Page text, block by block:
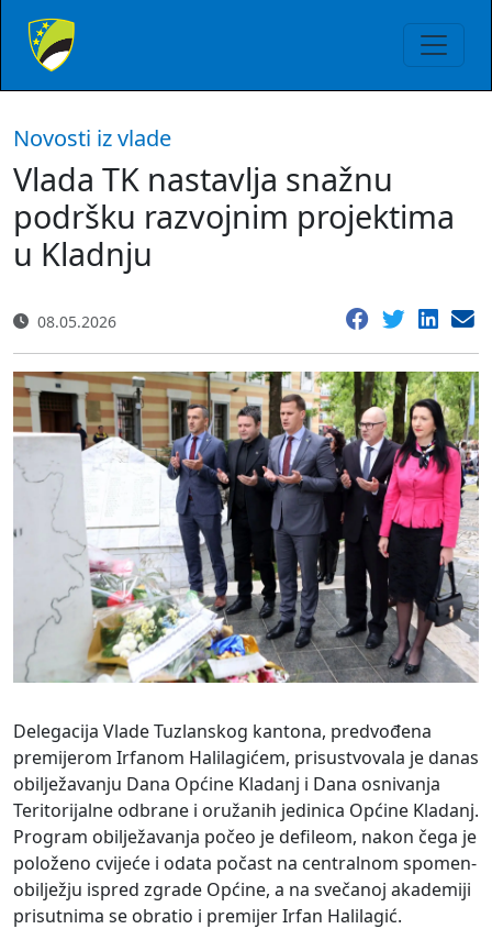
Novosti iz vlade
Vlada TK nastavlja snažnu
podršku razvojnim projektima
u Kladnju
08.05.2026
Delegacija Vlade Tuzlanskog kantona, predvođena
premijerom Irfanom Halilagićem, prisustvovala je danas
obilježavanju Dana Općine Kladanj i Dana osnivanja
Teritorijalne odbrane i oružanih jedinica Općine Kladanj.
Program obilježavanja počeo je defileom, nakon čega je
položeno cvijeće i odata počast na centralnom spomen-
obilježju ispred zgrade Općine, a na svečanoj akademiji
prisutnima se obratio i premijer Irfan Halilagić.